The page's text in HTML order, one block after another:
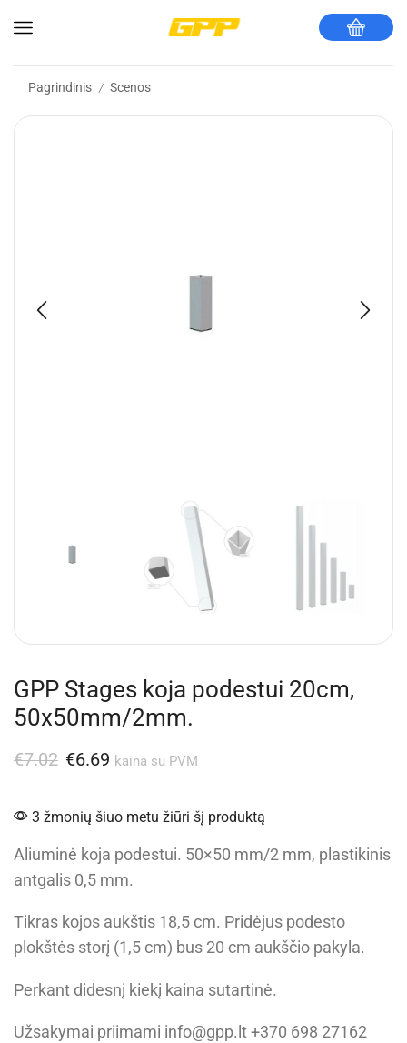
Pagrindinis / Scenos
GPP Stages koja podestui 20cm,
50x50mm/2mm.
€7.02 €6.69 kaina su PVM
3 žmonių šiuo metu žiūri šį produktą
Aliuminė koja podestui. 50×50 mm/2 mm, plastikinis
antgalis 0,5 mm.
Tikras kojos aukštis 18,5 cm. Pridėjus podesto
plokštės storį (1,5 cm) bus 20 cm aukščio pakyla.
Perkant didesnį kiekį kaina sutartinė.
Užsakymai priimami info@gpp.lt +370 698 27162